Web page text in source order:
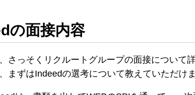
の面接内容
さっそくリクルートグループの面接について
まずはIndeedの選考について教えていただけま